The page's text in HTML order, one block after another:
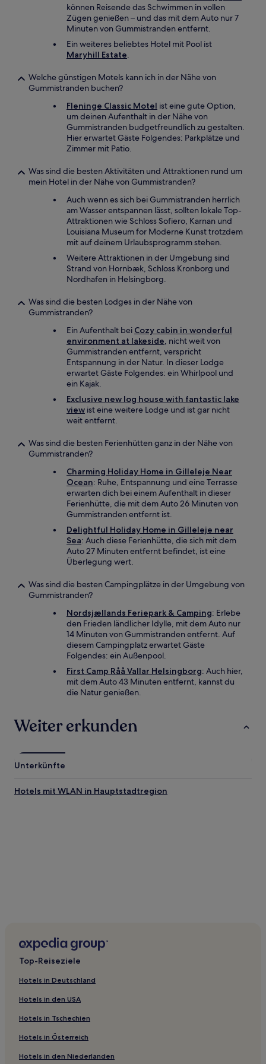
können Reisende das Schwimmen in vollen
Zügen genießen – und das mit dem Auto nur 7
Minuten von Gummistranden entfernt.
Ein weiteres beliebtes Hotel mit Pool ist
Maryhill Estate.
Welche günstigen Motels kann ich in der Nähe von
Gummistranden buchen?
Fleninge Classic Motel ist eine gute Option,
um deinen Aufenthalt in der Nähe von
Gummistranden budgetfreundlich zu gestalten.
Hier erwartet Gäste Folgendes: Parkplätze und
Zimmer mit Patio.
Was sind die besten Aktivitäten und Attraktionen rund um
mein Hotel in der Nähe von Gummistranden?
Auch wenn es sich bei Gummistranden herrlich
am Wasser entspannen lässt, sollten lokale Top-
Attraktionen wie Schloss Sofiero, Karnan und
Louisiana Museum for Moderne Kunst trotzdem
mit auf deinem Urlaubsprogramm stehen.
Weitere Attraktionen in der Umgebung sind
Strand von Hornbæk, Schloss Kronborg und
Nordhafen in Helsingborg.
Was sind die besten Lodges in der Nähe von
Gummistranden?
Ein Aufenthalt bei Cozy cabin in wonderful
environment at lakeside, nicht weit von
Gummistranden entfernt, verspricht
Entspannung in der Natur. In dieser Lodge
erwartet Gäste Folgendes: ein Whirlpool und
ein Kajak.
Exclusive new log house with fantastic lake
view ist eine weitere Lodge und ist gar nicht
weit entfernt.
Was sind die besten Ferienhütten ganz in der Nähe von
Gummistranden?
Charming Holiday Home in Gilleleje Near
Ocean: Ruhe, Entspannung und eine Terrasse
erwarten dich bei einem Aufenthalt in dieser
Ferienhütte, die mit dem Auto 26 Minuten von
Gummistranden entfernt ist.
Delightful Holiday Home in Gilleleje near
Sea: Auch diese Ferienhütte, die sich mit dem
Auto 27 Minuten entfernt befindet, ist eine
Überlegung wert.
Was sind die besten Campingplätze in der Umgebung von
Gummistranden?
Nordsjællands Feriepark & Camping: Erlebe
den Frieden ländlicher Idylle, mit dem Auto nur
14 Minuten von Gummistranden entfernt. Auf
diesem Campingplatz erwartet Gäste
Folgendes: ein Außenpool.
First Camp Råå Vallar Helsingborg: Auch hier,
mit dem Auto 43 Minuten entfernt, kannst du
die Natur genießen.
Weiter erkunden
Unterkünfte
Hotels mit WLAN in Hauptstadtregion
Top-Reiseziele
Hotels in Deutschland
Hotels in den USA
Hotels in Tschechien
Hotels in Österreich
Hotels in den Niederlanden